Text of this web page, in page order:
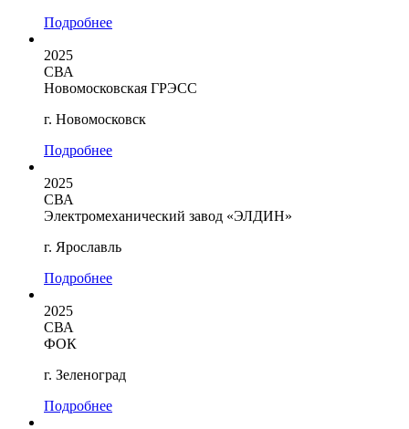
Подробнее
2025
СВА
Новомосковская ГРЭСС
г. Новомосковск
Подробнее
2025
СВА
Электромеханический завод «ЭЛДИН»
г. Ярославль
Подробнее
2025
СВА
ФОК
г. Зеленоград
Подробнее